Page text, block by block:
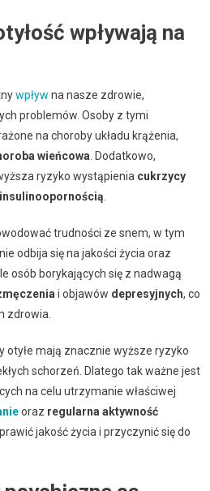
wpływają na
wpływ na nasze zdrowie,
problemów. Osoby z tymi
na choroby układu krążenia,
wieńcowa . Dodatkowo,
ryzyko wystąpienia cukrzycy
insulinoopornością
trudności ze snem, w tym
odbija się na jakości życia oraz
osób borykających się z nadwagą
i objawów depresyjnych, co
zdrowia.
otyłe mają znacznie wyższe ryzyko
schorzeń. Dlatego tak ważne jest
na celu utrzymanie właściwej
oraz regularna aktywność
jakość życia i przyczynić się do